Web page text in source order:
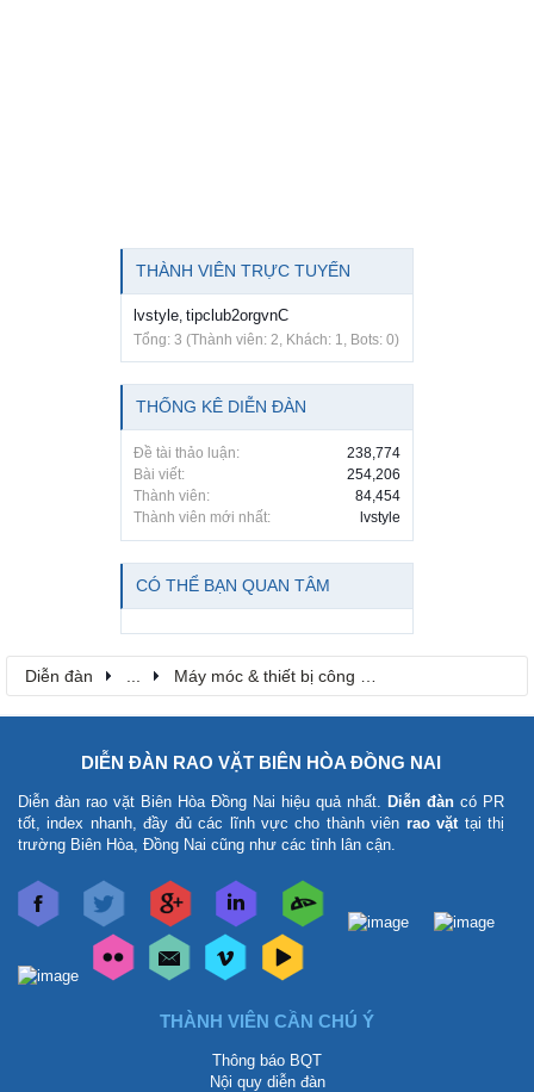
THÀNH VIÊN TRỰC TUYẾN
lvstyle, tipclub2orgvnC
Tổng: 3 (Thành viên: 2, Khách: 1, Bots: 0)
THỐNG KÊ DIỄN ĐÀN
Đề tài thảo luận:
238,774
Bài viết:
254,206
Thành viên:
84,454
Thành viên mới nhất:
lvstyle
CÓ THỂ BẠN QUAN TÂM
Diễn đàn Máy móc & thiết bị công nông nghiệp
DIỄN ĐÀN RAO VẶT BIÊN HÒA ĐỒNG NAI
Diễn đàn rao vặt Biên Hòa Đồng Nai hiệu quả nhất. Diễn đàn có PR
tốt, index nhanh, đầy đủ các lĩnh vực cho thành viên rao vặt tại thị
trường Biên Hòa, Đồng Nai cũng như các tỉnh lân cận.
THÀNH VIÊN CẦN CHÚ Ý
Thông báo BQT
Nội quy diễn đàn